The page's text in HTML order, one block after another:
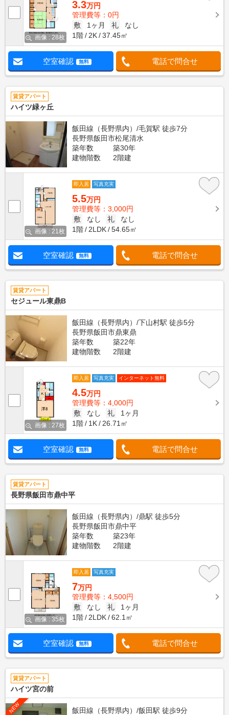
画像 : 28枚
3.3万円
管理費等：0円
敷
1ヶ月 礼
なし
1階
2K 37.45㎡
空室確認 無料 電話で問合せ
賃貸アパート
ハイツ緑ヶ丘
飯田線（長野県内）/毛賀駅 徒歩7分
長野県飯田市松尾清水
築年数
築30年
建物階数
2階建
画像 : 21枚
即入居 写真充実
5.5万円
管理費等：3,000円
敷
なし 礼
なし
1階
2LDK 54.65㎡
空室確認 無料 電話で問合せ
賃貸アパート
セジュール東鼎B
飯田線（長野県内）/下山村駅 徒歩5分
長野県飯田市鼎東鼎
築年数
築22年
建物階数
2階建
画像 : 27枚
即入居 写真充実 インターネット無料
4.5万円
管理費等：4,000円
敷
なし 礼
1ヶ月
1階
1K 26.71㎡
空室確認 無料 電話で問合せ
賃貸アパート
長野県飯田市鼎中平
飯田線（長野県内）/鼎駅 徒歩5分
長野県飯田市鼎中平
築年数
築23年
建物階数
2階建
画像 : 35枚
即入居 写真充実
7万円
管理費等：4,500円
敷
なし 礼
1ヶ月
1階
2LDK 62.1㎡
空室確認 無料 電話で問合せ
賃貸アパート
ハイツ宮の前
NEW
飯田線（長野県内）/飯田駅 徒歩9分